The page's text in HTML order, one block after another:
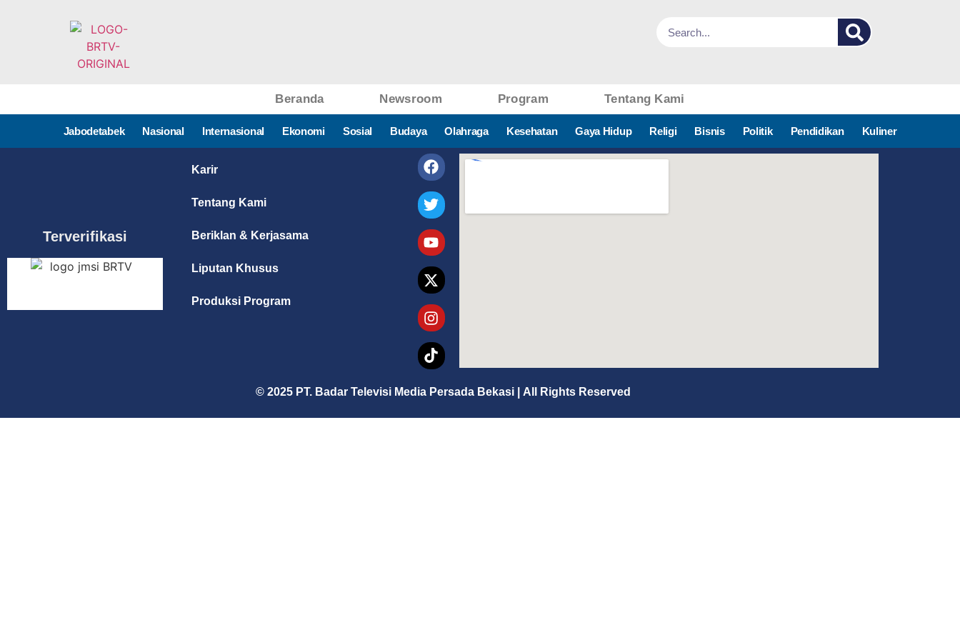
Beranda Newsroom Program Tentang Kami
Jabodetabek Nasional Internasional Ekonomi Sosial Budaya Olahraga Kesehatan Gaya Hidup Religi Bisnis Politik Pendidikan Kuliner
Terverifikasi
Karir
Tentang Kami
Beriklan & Kerjasama
Liputan Khusus
Produksi Program
© 2025 PT. Badar Televisi Media Persada Bekasi All Rights Reserved